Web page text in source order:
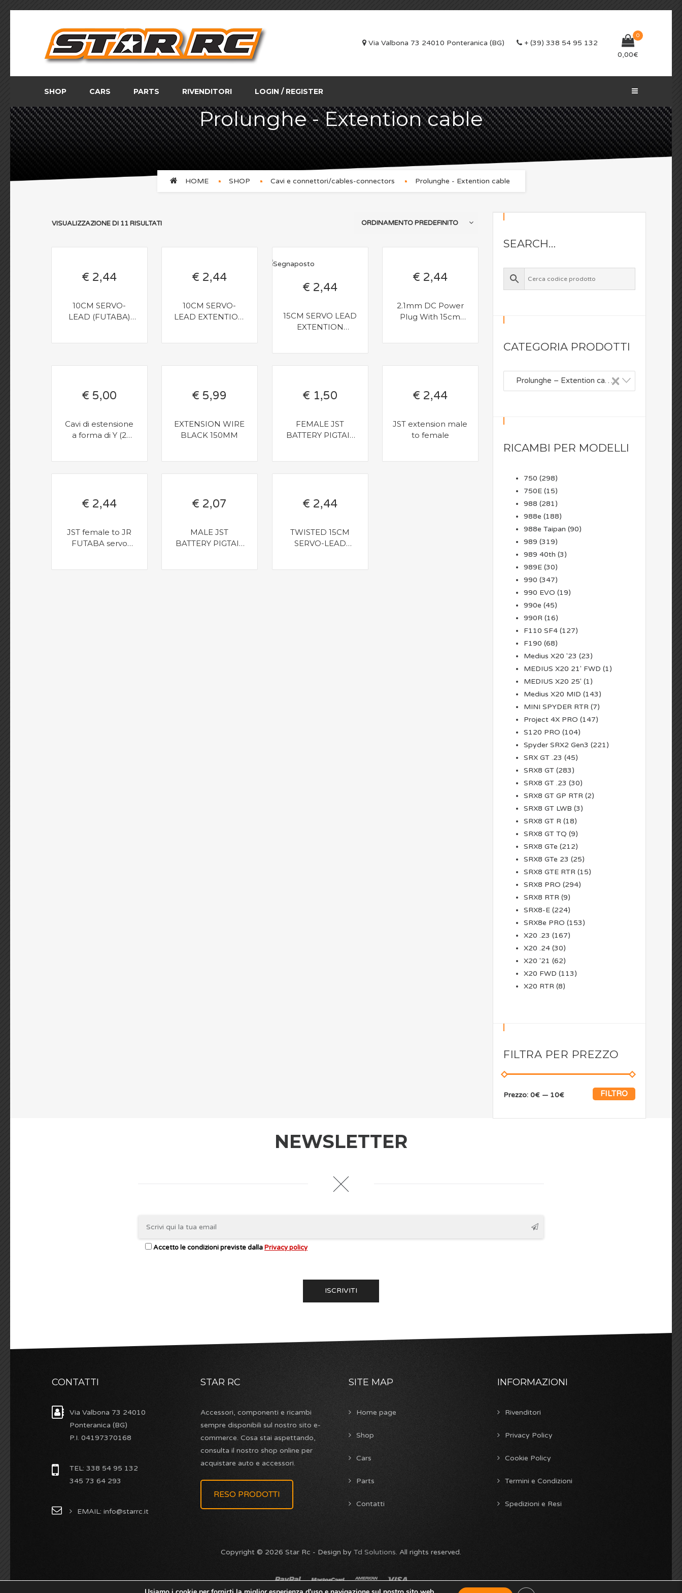
Via Valbona 73 24010 Ponteranica (BG) + (39) 338 54 95 132
0
0,00€
SHOP CARS PARTS RIVENDITORI LOGIN / REGISTER
Prolunghe - Extention cable
HOME SHOP Cavi e connettori/cables-connectors Prolunghe - Extention cable
VISUALIZZAZIONE DI 11 RISULTATI
€ 2,44
10CM SERVO-
LEAD (FUTABA)
€ 2,44
10CM SERVO-
LEAD EXTENTION
€ 2,44
15CM SERVO LEAD
EXTENTION
€ 2,44
2.1mm DC Power
Plug With 15cm
€ 5,00
Cavi di estensione
a forma di Y (2
€ 5,99
EXTENSION WIRE
BLACK 150MM
€ 1,50
FEMALE JST
BATTERY PIGTAIL
€ 2,44
JST extension male
to female
€ 2,44
JST female to JR
FUTABA servo
€ 2,07
MALE JST
BATTERY PIGTAIL
€ 2,44
TWISTED 15CM
SERVO-LEAD
SEARCH…
CATEGORIA PRODOTTI
×
Prolunghe – Extention cable (11)
RICAMBI PER MODELLI
750 (298)
750E (15)
988 (281)
988e (188)
988e Taipan (90)
989 (319)
989 40th (3)
989E (30)
990 (347)
990 EVO (19)
990e (45)
990R (16)
F110 SF4 (127)
F190 (68)
Medius X20 '23 (23)
MEDIUS X20 21' FWD (1)
MEDIUS X20 25' (1)
Medius X20 MID (143)
MINI SPYDER RTR (7)
Project 4X PRO (147)
S120 PRO (104)
Spyder SRX2 Gen3 (221)
SRX GT .23 (45)
SRX8 GT (283)
SRX8 GT .23 (30)
SRX8 GT GP RTR (2)
SRX8 GT LWB (3)
SRX8 GT R (18)
SRX8 GT TQ (9)
SRX8 GTe (212)
SRX8 GTe 23 (25)
SRX8 GTE RTR (15)
SRX8 PRO (294)
SRX8 RTR (9)
SRX8-E (224)
SRX8e PRO (153)
X20 .23 (167)
X20 .24 (30)
X20 '21 (62)
X20 FWD (113)
X20 RTR (8)
FILTRA PER PREZZO
FILTRO
Prezzo: 0€ — 10€
NEWSLETTER
Accetto le condizioni previste dallaPrivacy policy
CONTATTI
Via Valbona 73 24010
Ponteranica (BG)
P.I. 04197370168
TEL: 338 54 95 132
345 73 64 293
EMAIL: info@starrc.it
STAR RC
Accessori, componenti e ricambi
sempre disponibili sul nostro sito e-
commerce. Cosa stai aspettando,
consulta il nostro shop online per
acquistare auto e accessori.
RESO PRODOTTI
SITE MAP
Home page
Shop
Cars
Parts
Contatti
INFORMAZIONI
Rivenditori
Privacy Policy
Cookie Policy
Termini e Condizioni
Spedizioni e Resi
Copyright © 2026 Star Rc - Design by Td Solutions. All rights reserved.